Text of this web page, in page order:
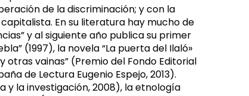
de la discriminación; y con la
En su literatura hay mucho de
y al siguiente año publica su primer
(1997), la novela “La puerta del Ilaló»
otras vainas” (Premio del Fondo Editorial
de Lectura Eugenio Espejo, 2013).
y la investigación, 2008), la etnología